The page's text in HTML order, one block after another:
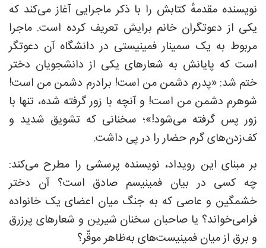
نویسنده مقدمهٔ کتابش را با ذکر ماجرایی آغاز می‌کند که
یکی از دعوتگران خانم برایش تعریف کرده است. ماجرا
مربوط به یک سمینار فمینیستی در دانشگاه آن دعوتگر
است که پایانش به شعارهای یکی از دانشجویان دختر
ختم شد: «پدرم دشمن من است! برادرم دشمن من است!
شوهرم دشمن من است! و آنچه با زور گرفته شده، تنها با
زور پس گرفته می‌شود!»؛ سخنانی که تشویق شدید و
کف‌زدن‌های گرم حضار را در پی داشت.
بر مبنای این رویداد، نویسنده پرسشی را مطرح می‌کند:
چه کسی در بیان فمینیسم صادق است؟ آن دختر
خشمگین و عاصی که به جنگ میان اعضای یک خانواده
فرامی‌خواند؟ یا صاحبان سخنان شیرین و شعارهای پرزرق
‌و برق از میان فمینیست‌های به‌ظاهر موقّر؟